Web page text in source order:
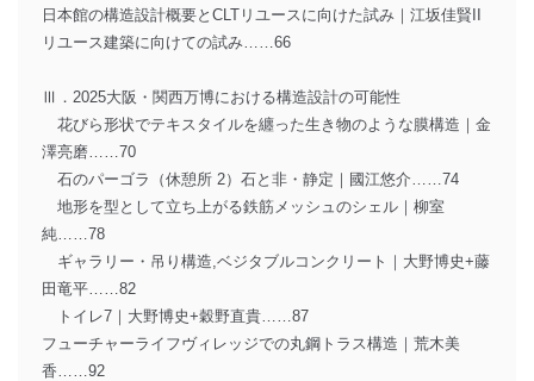
日本館の構造設計概要とCLTリユースに向けた試み｜江坂佳賢II
リユース建築に向けての試み……66
Ⅲ．2025大阪・関西万博における構造設計の可能性
花びら形状でテキスタイルを纏った生き物のような膜構造｜金
澤亮磨……70
石のパーゴラ（休憩所 2）石と非・静定｜國江悠介……74
地形を型として立ち上がる鉄筋メッシュのシェル｜柳室
純……78
ギャラリー・吊り構造,ベジタブルコンクリート｜大野博史+藤
田竜平……82
トイレ7｜大野博史+穀野直貴……87
フューチャーライフヴィレッジでの丸鋼トラス構造｜荒木美
香……92